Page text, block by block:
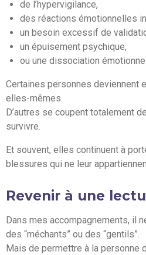
de l’hypervigilance,
des réactions émotionnelles
un besoin excessif de
un épuisement psychique,
ou une dissociation
Certaines personnes deviennent
elles-mêmes.
D’autres se coupent totalement
survivre.
Et souvent, elles continuent à
blessures qui ne leur
Revenir à une
Dans mes accompagnements, il
des “méchants” ou des “gentils”.
Mais de permettre à la personne